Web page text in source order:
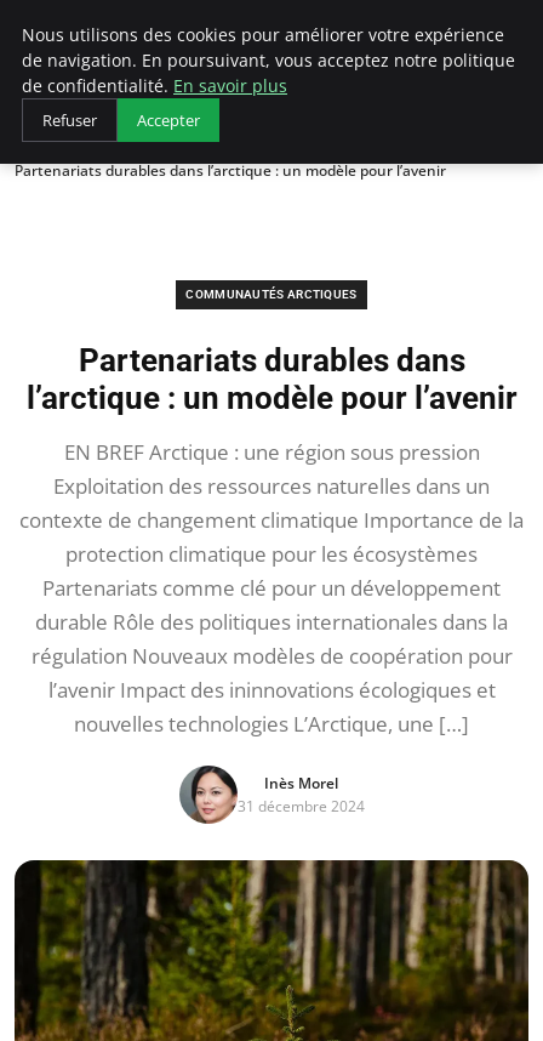
Arcticclimateemergency
Accueil
Communautés Arctiques
Partenariats durables dans l’arctique : un modèle pour l’avenir
COMMUNAUTÉS ARCTIQUES
Partenariats durables dans
l’arctique : un modèle pour l’avenir
EN BREF Arctique : une région sous pression
Exploitation des ressources naturelles dans un
contexte de changement climatique Importance de la
protection climatique pour les écosystèmes
Partenariats comme clé pour un développement
durable Rôle des politiques internationales dans la
régulation Nouveaux modèles de coopération pour
l’avenir Impact des ininnovations écologiques et
nouvelles technologies L’Arctique, une […]
Inès Morel
31 décembre 2024
Nous utilisons des cookies pour améliorer votre expérience
de navigation. En poursuivant, vous acceptez notre politique
de confidentialité. En savoir plus
Refuser Accepter